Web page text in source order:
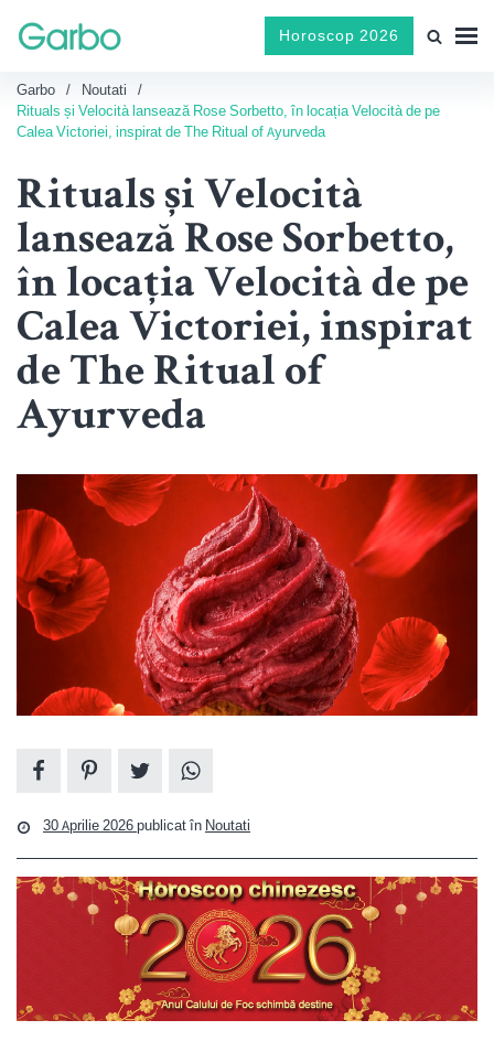
Horoscop 2026
Garbo
Noutati
Rituals și Velocità lansează Rose Sorbetto, în locația Velocità de pe
Calea Victoriei, inspirat de The Ritual of Ayurveda
Rituals și Velocità
lansează Rose Sorbetto,
în locația Velocità de pe
Calea Victoriei, inspirat
de The Ritual of
Ayurveda
30 Aprilie 2026publicat în Noutati